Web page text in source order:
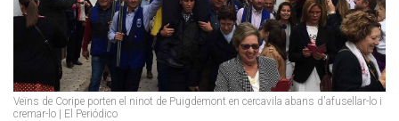
Veïns de Coripe porten el ninot de Puigdemont en cercavila abans d'afusellar-lo i
cremar-lo | El Periódico